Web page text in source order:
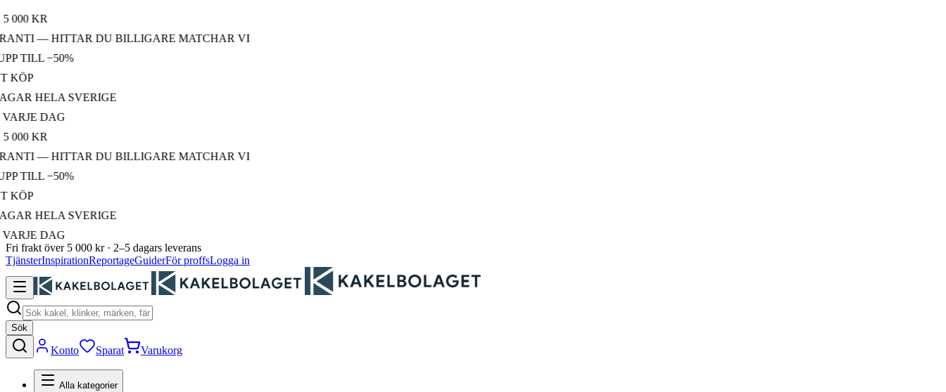
KR
— HITTAR DU BILLIGARE MATCHAR VI
−50%
HELA SVERIGE
DAG
KR
— HITTAR DU BILLIGARE MATCHAR VI
−50%
HELA SVERIGE
DAG
Fri frakt över 5 000 kr · 2–5 dagars leverans
TjänsterInspirationReportageGuiderFör proffsLogga in
Sök
Konto Sparat Varukorg
Alla kategorier